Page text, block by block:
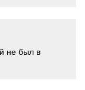
не был в